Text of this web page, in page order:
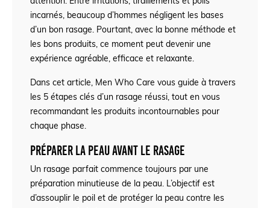
incarnés, beaucoup d’hommes négligent les bases
d’un bon rasage. Pourtant, avec la bonne méthode et
les bons produits, ce moment peut devenir une
expérience agréable, efficace et relaxante.
Dans cet article, Men Who Care vous guide à travers
les 5 étapes clés d’un rasage réussi, tout en vous
recommandant les produits incontournables pour
chaque phase.
Préparer la peau avant le rasage
Un rasage parfait commence toujours par une
préparation minutieuse de la peau. L’objectif est
d’assouplir le poil et de protéger la peau contre les